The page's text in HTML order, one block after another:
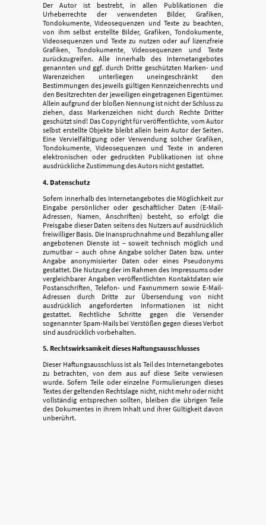
Der Autor ist bestrebt, in allen Publikationen die
Urheberrechte der verwendeten Bilder, Grafiken,
Tondokumente, Videosequenzen und Texte zu beachten,
von ihm selbst erstellte Bilder, Grafiken, Tondokumente,
Videosequenzen und Texte zu nutzen oder auf lizenzfreie
Grafiken, Tondokumente, Videosequenzen und Texte
zurückzugreifen. Alle innerhalb des Internetangebotes
genannten und ggf. durch Dritte geschützten Marken- und
Warenzeichen unterliegen uneingeschränkt den
Bestimmungen des jeweils gültigen Kennzeichenrechts und
den Besitzrechten der jeweiligen eingetragenen Eigentümer.
Allein aufgrund der bloßen Nennung ist nicht der Schluss zu
ziehen, dass Markenzeichen nicht durch Rechte Dritter
geschützt sind! Das Copyright für veröffentlichte, vom Autor
selbst erstellte Objekte bleibt allein beim Autor der Seiten.
Eine Vervielfältigung oder Verwendung solcher Grafiken,
Tondokumente, Videosequenzen und Texte in anderen
elektronischen oder gedruckten Publikationen ist ohne
ausdrückliche Zustimmung des Autors nicht gestattet.
4. Datenschutz
Sofern innerhalb des Internetangebotes die Möglichkeit zur
Eingabe persönlicher oder geschäftlicher Daten (E-Mail-
Adressen, Namen, Anschriften) besteht, so erfolgt die
Preisgabe dieser Daten seitens des Nutzers auf ausdrücklich
freiwilliger Basis. Die Inanspruchnahme und Bezahlung aller
angebotenen Dienste ist – soweit technisch möglich und
zumutbar – auch ohne Angabe solcher Daten bzw. unter
Angabe anonymisierter Daten oder eines Pseudonyms
gestattet. Die Nutzung der im Rahmen des Impressums oder
vergleichbarer Angaben veröffentlichten Kontaktdaten wie
Postanschriften, Telefon- und Faxnummern sowie E-Mail-
Adressen durch Dritte zur Übersendung von nicht
ausdrücklich angeforderten Informationen ist nicht
gestattet. Rechtliche Schritte gegen die Versender
sogenannter Spam-Mails bei Verstößen gegen dieses Verbot
sind ausdrücklich vorbehalten.
5. Rechtswirksamkeit dieses Haftungsausschlusses
Dieser Haftungsausschluss ist als Teil des Internetangebotes
zu betrachten, von dem aus auf diese Seite verwiesen
wurde. Sofern Teile oder einzelne Formulierungen dieses
Textes der geltenden Rechtslage nicht, nicht mehr oder nicht
vollständig entsprechen sollten, bleiben die übrigen Teile
des Dokumentes in ihrem Inhalt und ihrer Gültigkeit davon
unberührt.